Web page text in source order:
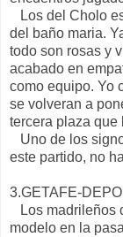
Los del Cholo
del baño maria.
todo son rosas y
acabado en
como equipo. Yo
se volveran a
tercera plaza que
Uno de los
este partido, no
3.GETAFE-
Los madrileños
modelo en la